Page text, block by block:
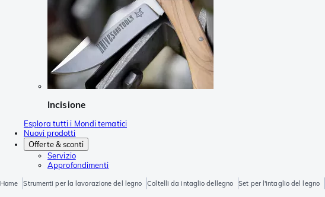
Incisione
Esplora tutti i Mondi tematici
Nuovi prodotti
Offerte & sconti
Servizio
Approfondimenti
Home Strumenti per la lavorazione del legno Coltelli da intaglio dellegno Set per l'intaglio del legno